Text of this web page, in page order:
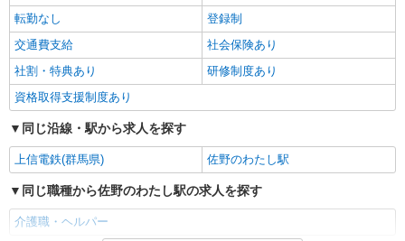
転勤なし
登録制
交通費支給
社会保険あり
社割・特典あり
研修制度あり
資格取得支援制度あり
同じ沿線・駅から求人を探す
上信電鉄(群馬県) 佐野のわたし駅
同じ職種から佐野のわたし駅の求人を探す
介護職・ヘルパー